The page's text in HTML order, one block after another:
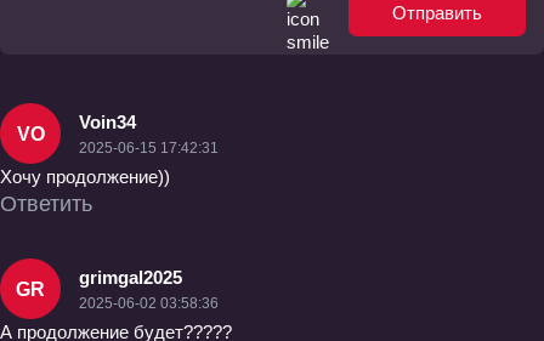
Отправить
VO
Voin34
2025-06-15 17:42:31
Хочу продолжение))
Ответить
GR
grimgal2025
2025-06-02 03:58:36
А продолжение будет?????